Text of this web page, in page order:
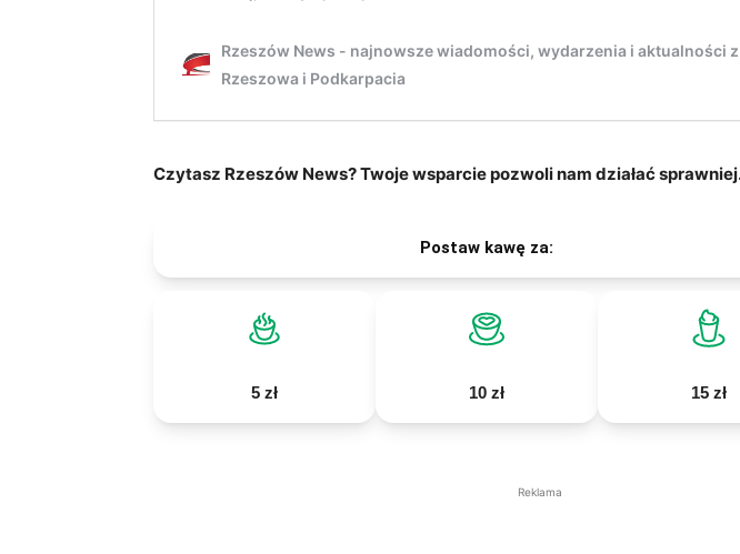
Czytasz Rzeszów News? Twoje wsparcie pozwoli nam działać
Postaw kawę za:
5 zł 10 zł 15 zł
Reklama